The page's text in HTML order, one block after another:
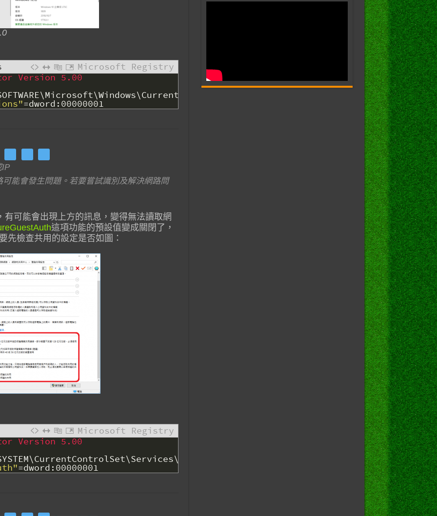
Microsoft Registry
Version 5.00
=dword:00000001
IP
能會發生問題。若要嘗試識別及解決網路問
可能會出現上方的訊息，變得無法讀取網
這項功能的預設值變成關閉了，
先檢查共用的設定是否如圖：
Microsoft Registry
Version 5.00
=dword:00000001